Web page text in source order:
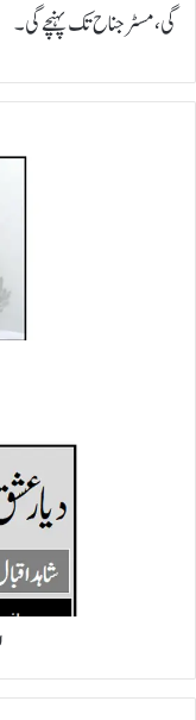
گی، مسٹر جناح تک پہنچے گی۔